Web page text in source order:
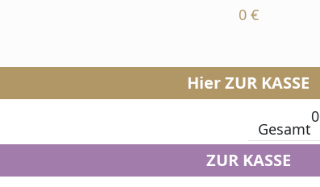
0 €
Hier ZUR KASSE
Gesamt
0
ZUR KASSE